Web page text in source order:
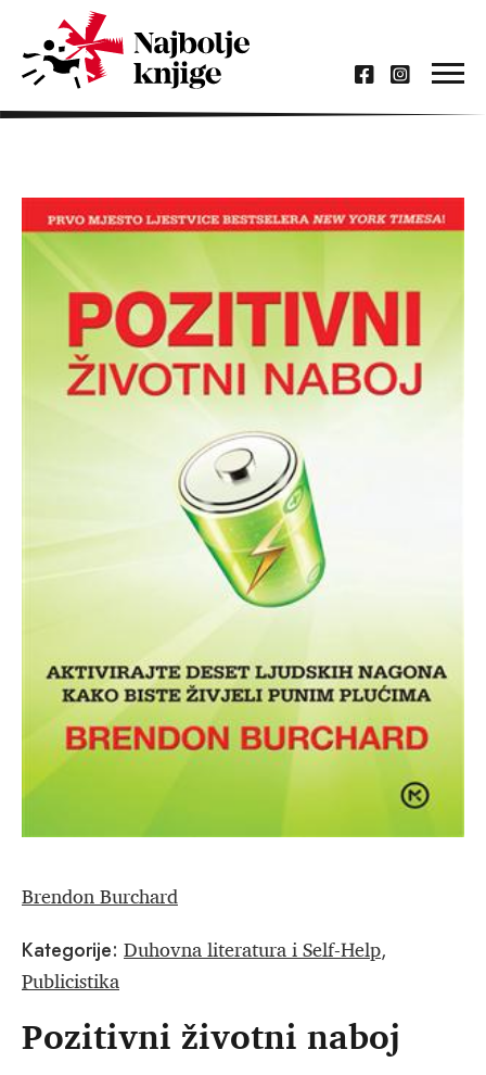
Brendon Burchard
Kategorije: Duhovna literatura i Self-Help,
Publicistika
Pozitivni životni naboj